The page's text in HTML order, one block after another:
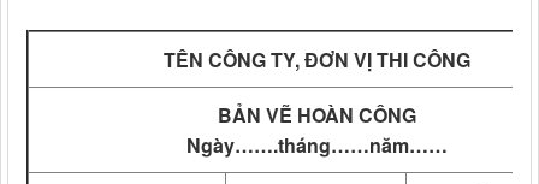
TÊN CÔNG TY, ĐƠN VỊ THI CÔNG
BẢN VẼ HOÀN CÔNG
Ngày…….tháng……năm……